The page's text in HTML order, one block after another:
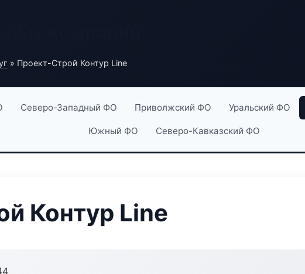
» Проект-Строй Контур Line
Северо-Западный ФО Приволжский ФО Уральский ФО
Южный ФО Северо-Кавказский ФО
Контур Line